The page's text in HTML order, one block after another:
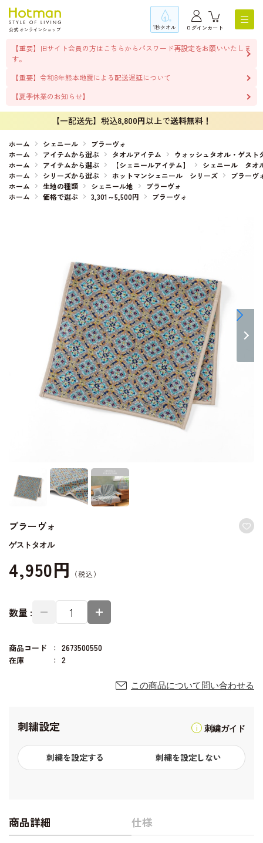
1秒タオル ログインカート
【重要】旧サイト会員の方はこちらからパスワード再設定をお願いいたしま
す。
【重要】令和8年熊本地震による配送遅延について
【夏季休業のお知らせ】
【一配送先】税込8,800円以上で送料無料！
ホーム シェニール
ブラーヴォ
ホーム
アイテムから選ぶ タオルアイテム
ウォッシュタオル・ゲスト
ホーム
アイテムから選ぶ 【シェニールアイテム】
シェニール タオ
ホーム
シリーズから選ぶ ホットマンシェニール シリーズ
ブラーヴ
ホーム
生地の種類 シェニール地
ブラーヴォ
ホーム
価格で選ぶ 3,301～5,500円 ブラーヴォ
ブラーヴォ
ゲストタオル
4,950円
数量 :
商品コード
2673500550
在庫
2
この商品について問い合わせる
刺繍設定 刺繍ガイド
刺繍を設定する 刺繍を設定しない
商品詳細 仕様